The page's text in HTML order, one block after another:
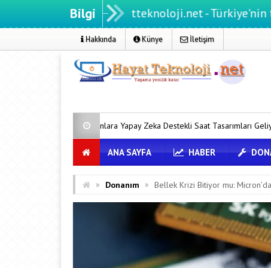
Bilgi
Hayatteknoloji.net - Türkiye'nin teknoloji
Hakkında Künye İletişim
Yapay Zeka Destekli Saat Tasarımları Geliyor Google
ANA SAYFA HABER
» Donanım » Bellek Krizi Bitiyor mu: